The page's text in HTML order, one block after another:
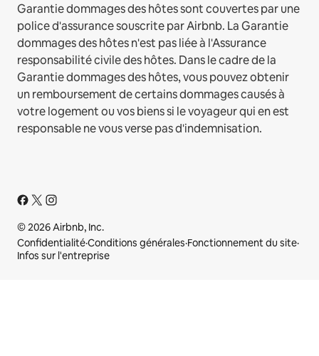
Garantie dommages des hôtes sont couvertes par une
police d'assurance souscrite par Airbnb. La Garantie
dommages des hôtes n'est pas liée à l'Assurance
responsabilité civile des hôtes. Dans le cadre de la
Garantie dommages des hôtes, vous pouvez obtenir
un remboursement de certains dommages causés à
votre logement ou vos biens si le voyageur qui en est
responsable ne vous verse pas d'indemnisation.
© 2026 Airbnb, Inc.
Confidentialité·Conditions générales·Fonctionnement du site·
Infos sur l'entreprise